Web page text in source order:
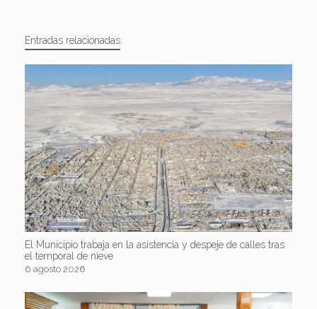
Entradas relacionadas
El Municipio trabaja en la asistencia y despeje de calles tras
el temporal de nieve
6 agosto 2026